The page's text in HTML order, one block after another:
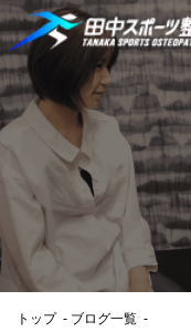
トップ
ブログ一覧